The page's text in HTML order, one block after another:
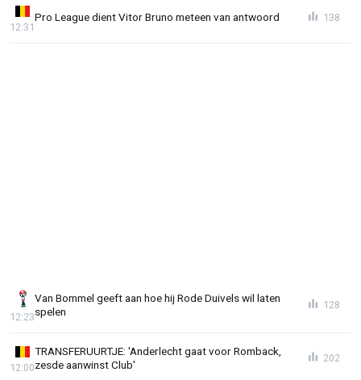
Pro League dient Vitor Bruno meteen van antwoord
12:31
138
Van Bommel geeft aan hoe hij Rode Duivels wil laten
spelen
12:23
128
TRANSFERUURTJE: 'Anderlecht gaat voor Romback,
zesde aanwinst Club'
12:00
202